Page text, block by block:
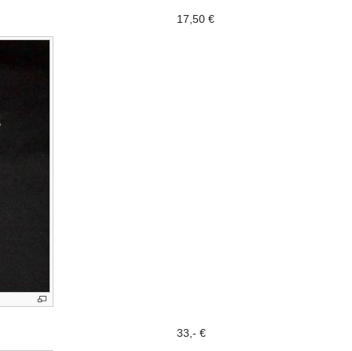
17,50 €
33,- €